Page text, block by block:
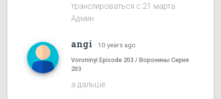
транслироваться с 21 марта.
Админ.
angi · 10 years ago
Voroninyi Episode 203 / Воронины Серия
203
а дальше